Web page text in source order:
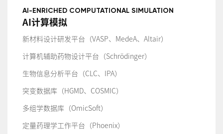
AI-ENRICHED COMPUTATIONAL SIMULATION
AI计算模拟
新材料设计研发平台（VASP、MedeA、Altair）
计算机辅助药物设计平台（Schrödinger）
生物信息分析平台（CLC、IPA）
突变数据库（HGMD、COSMIC）
多组学数据库（OmicSoft）
定量药理学工作平台（Phoenix）